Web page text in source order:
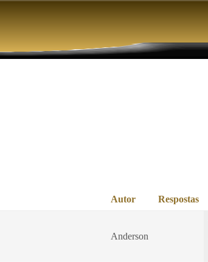
Autor Respostas
Anderson